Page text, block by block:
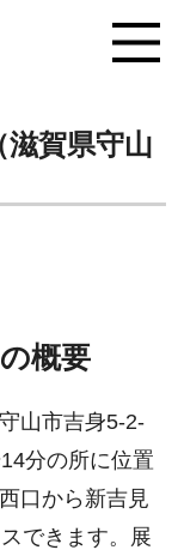
賀県守山
概要
山市吉身5-2-
分の所に位置
口から新吉見
できます。展